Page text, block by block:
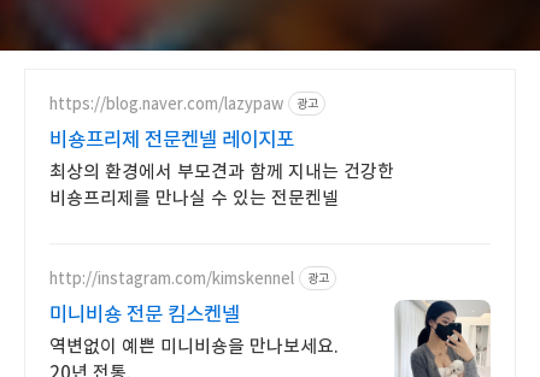
https://blog.naver.com/lazypaw 광고
비숑프리제 전문켄넬 레이지포
최상의 환경에서 부모견과 함께 지내는 건강한
비숑프리제를 만나실 수 있는 전문켄넬
http://instagram.com/kimskennel 광고
미니비숑 전문 킴스켄넬
역변없이 예쁜 미니비숑을 만나보세요.